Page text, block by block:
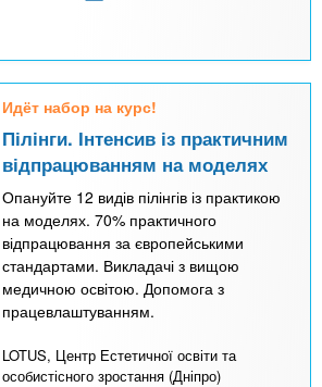
Идёт набор на курс!
Пілінги. Інтенсив із практичним
відпрацюванням на моделях
Опануйте 12 видів пілінгів із практикою
на моделях. 70% практичного
відпрацювання за європейськими
стандартами. Викладачі з вищою
медичною освітою. Допомога з
працевлаштуванням.
LOTUS, Центр Естетичної освіти та
особистісного зростання (Дніпро)